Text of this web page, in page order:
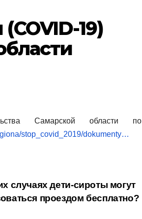
19)
Самарской области по
stop_covid_2019/dokumenty…
случаях дети-сироты могут
проездом бесплатно?